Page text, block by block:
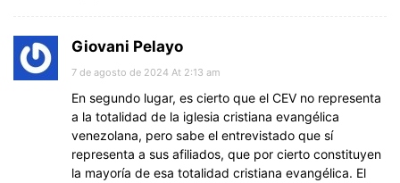
Giovani Pelayo
7 de agosto de 2024 At 2:13 am
En segundo lugar, es cierto que el CEV no representa
a la totalidad de la iglesia cristiana evangélica
venezolana, pero sabe el entrevistado que sí
representa a sus afiliados, que por cierto constituyen
la mayoría de esa totalidad cristiana evangélica. El